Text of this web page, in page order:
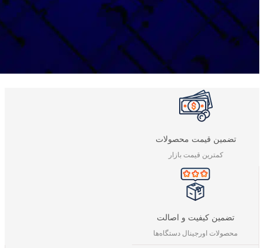
تضمین قیمت محصولات
کمترین قیمت بازار
تضمین کیفیت و اصالت
محصولات اورجینال دستگاه‌ها